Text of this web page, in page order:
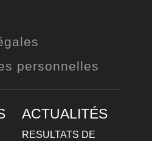
personnelles
ACTUALITÉS
RESULTATS DE